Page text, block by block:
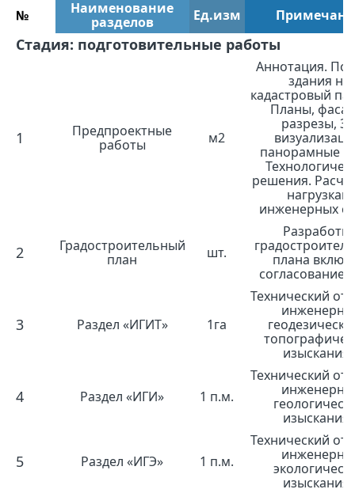
№
Наименование
разделов
Ед.изм
Стадия: подготовительные работы
1
Предпроектные
работы
м2
Аннотация.
здания на
кадастровый
Планы,
разрезы,
панорамные
решения.
нагрузкам
инженерных
2
Градостроительный
план
шт.
Разработка
плана
согласование
3 Раздел «ИГИТ» 1га
Технический
изысканиях
4 Раздел «ИГИ» 1 п.м.
Технический
изысканиях
5 Раздел «ИГЭ» 1 п.м.
Технический
изысканиях